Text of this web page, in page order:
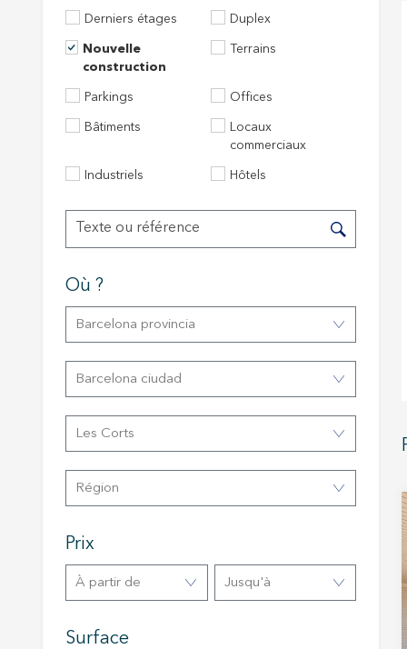
Derniers étages Duplex
Nouvelle
construction
Terrains
Parkings Offices
Bâtiments
Locaux
commerciaux
Industriels Hôtels
Où ?
Barcelona provincia
Barcelona ciudad
Les Corts
Région
Prix
à partir de Jusqu'à
Surface
Ces
site